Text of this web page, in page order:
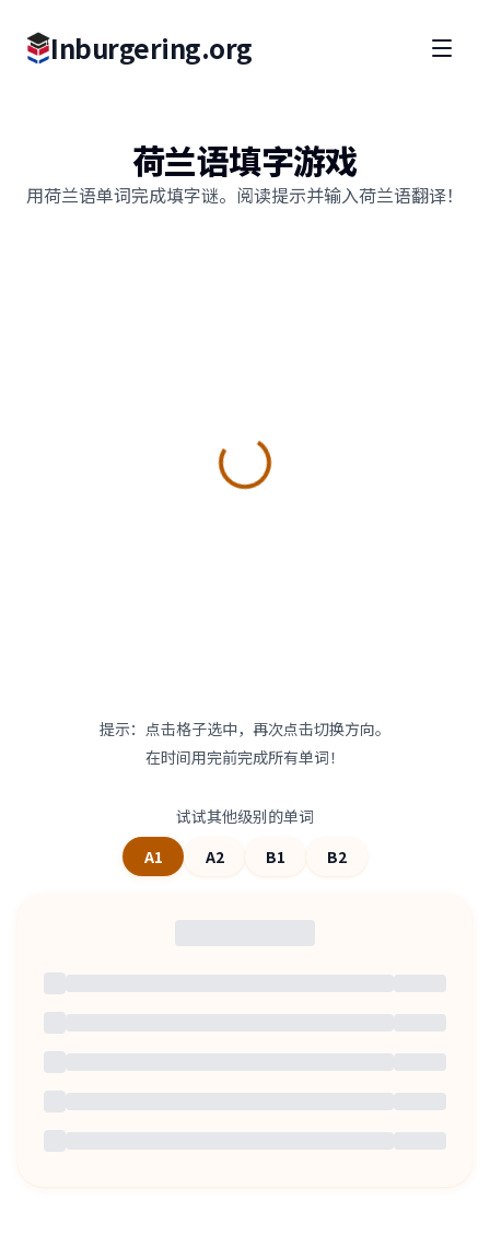
Inburgering.org
荷兰语填字游戏
用荷兰语单词完成填字谜。阅读提示并输入荷兰语翻译！
提示：点击格子选中，再次点击切换方向。
在时间用完前完成所有单词！
试试其他级别的单词
A1
A2 B1 B2